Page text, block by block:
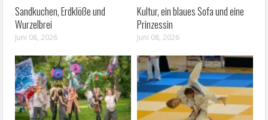
Sandkuchen, Erdklöße und
Wurzelbrei
Juni 08, 2026
Kultur, ein blaues Sofa und eine
Prinzessin
Juni 08, 2026